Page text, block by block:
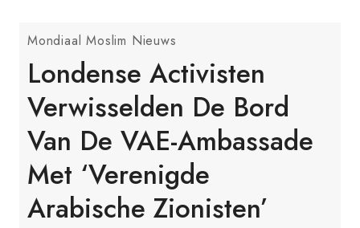
Mondiaal Moslim Nieuws
Londense Activisten
Verwisselden De Bord
Van De VAE-Ambassade
Met ‘Verenigde
Arabische Zionisten’